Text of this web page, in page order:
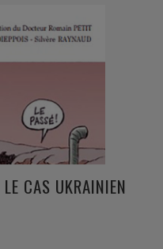
CAS UKRAINIEN